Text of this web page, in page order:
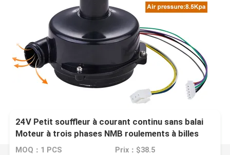
24V Petit souffleur à courant continu sans balai
Moteur à trois phases NMB roulements à billes
Performance fiable
MOQ：1 PCS Prix：$38.5